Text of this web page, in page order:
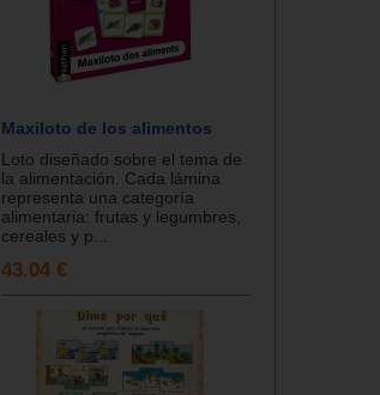
Maxiloto de los alimentos
Loto diseñado sobre el tema de
la alimentación. Cada lámina
representa una categoría
alimentaria: frutas y legumbres,
cereales y p...
43.04 €